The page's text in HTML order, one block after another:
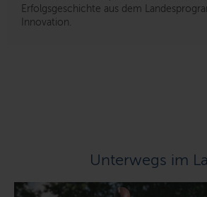
Erfolgsgeschichte aus dem
Innovation.
Unterwegs im